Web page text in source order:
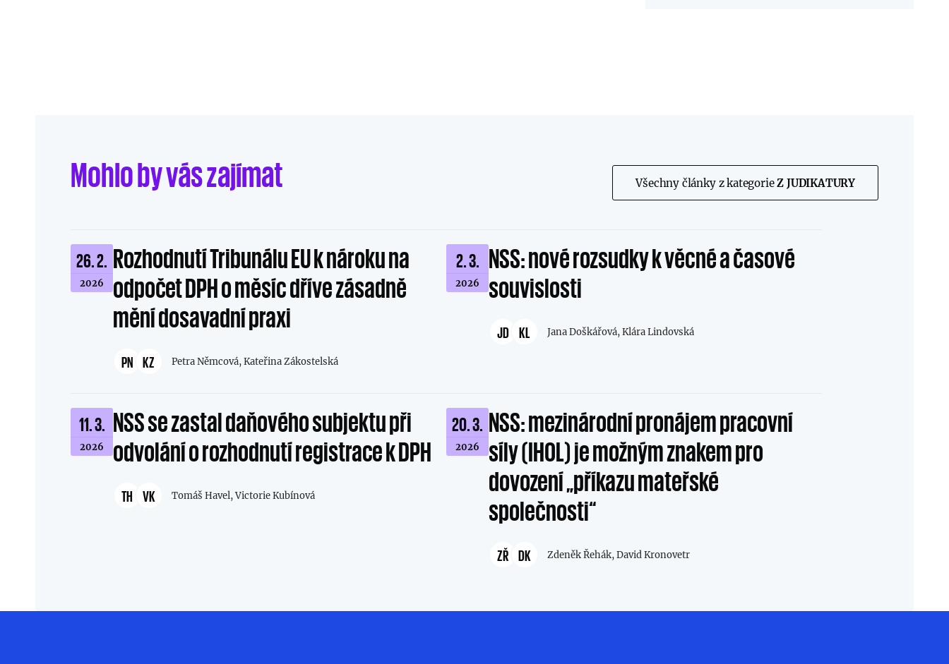
Mohlo by vás zajímat Všechny články z kategorieZ JUDIKATURY
26. 2.
2026
Rozhodnutí Tribunálu EU k nároku na
odpočet DPH o měsíc dříve zásadně
mění dosavadní praxi
PN KZ Petra Němcová,Kateřina Zákostelská
2. 3.
2026
NSS: nové rozsudky k věcné a časové
souvislosti
JD KL Jana Doškářová,Klára Lindovská
11. 3.
2026
NSS se zastal daňového subjektu při
odvolání o rozhodnutí registrace k DPH
TH VK Tomáš Havel,Victorie Kubínová
20. 3.
2026
NSS: mezinárodní pronájem pracovní
síly (IHOL) je možným znakem pro
dovození „příkazu mateřské
společnosti“
ZŘ DK Zdeněk Řehák,David Kronovetr